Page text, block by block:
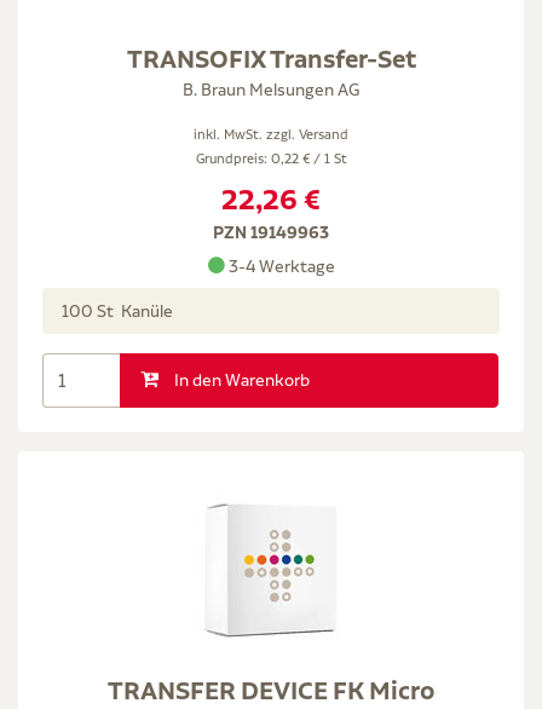
TRANSOFIX Transfer-Set
B. Braun Melsungen AG
inkl. MwSt. zzgl. Versand
Grundpreis: 0,22 € / 1 St
22,26 €
PZN 19149963
3-4 Werktage
100 St Kanüle
In den Warenkorb
TRANSFER DEVICE FK Micro